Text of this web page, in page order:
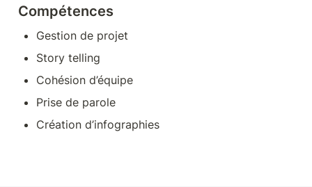
Compétences
Gestion de projet
Story telling
Cohésion d’équipe
Prise de parole
Création d’infographies